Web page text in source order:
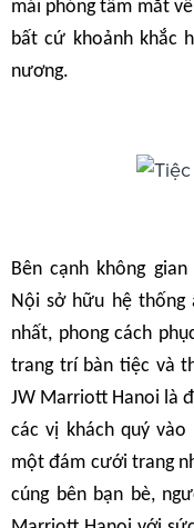
mái phóng tầm mắt
bất cứ khoảnh khắc
nương.
Bên cạnh không
Nội sở hữu hệ thống
nhất, phong cách
trang trí bàn tiệc và
JW Marriott Hanoi là
các vị khách quý
một đám cưới trang
cúng bên bạn bè,